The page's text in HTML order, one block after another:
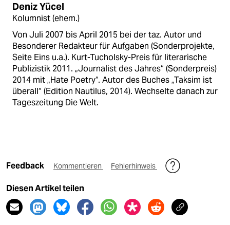
Deniz Yücel
Kolumnist (ehem.)
Von Juli 2007 bis April 2015 bei der taz. Autor und
Besonderer Redakteur für Aufgaben (Sonderprojekte,
Seite Eins u.a.). Kurt-Tucholsky-Preis für literarische
Publizistik 2011. „Journalist des Jahres“ (Sonderpreis)
2014 mit „Hate Poetry“. Autor des Buches „Taksim ist
überall“ (Edition Nautilus, 2014). Wechselte danach zur
Tageszeitung Die Welt.
Feedback Kommentieren Fehlerhinweis
Diesen Artikel teilen